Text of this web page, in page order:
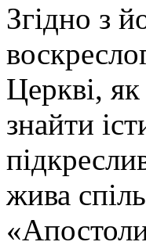
Згідно з
Церкві,
знайти
жива